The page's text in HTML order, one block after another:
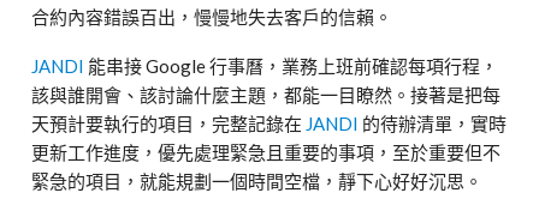
合約內容錯誤百出，慢慢地失去客戶的信賴。
JANDI 能串接Google行事曆，業務上班前確認每項行程，
該與誰開會、該討論什麼主題，都能一目瞭然。接著是把每
天預計要執行的項目，完整記錄在 JANDI 的待辦清單，實時
更新工作進度，優先處理緊急且重要的事項，至於重要但不
緊急的項目，就能規劃一個時間空檔，靜下心好好沉思。